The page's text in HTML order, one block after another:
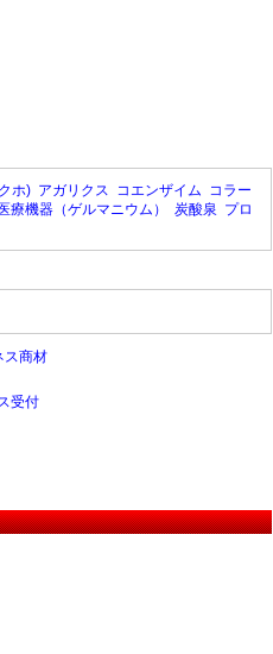
ホ) アガリクス コエンザイム コラー
医療機器（ゲルマニウム） 炭酸泉 プロ
ス商材
受付